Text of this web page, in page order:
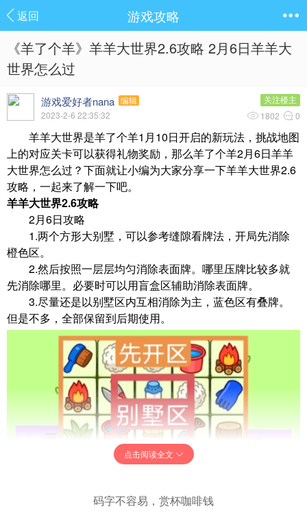
返回 游戏攻略
《羊了个羊》羊羊大世界2.6攻略 2月6日羊羊大
世界怎么过
游戏爱好者nana 编辑
2023-2-6 22:35:32
关注楼主
1802 0
羊羊大世界是羊了个羊1月10日开启的新玩法，挑战地图
上的对应关卡可以获得礼物奖励，那么羊了个羊2月6日羊羊
大世界怎么过？下面就让小编为大家分享一下羊羊大世界2.6
攻略，一起来了解一下吧。
羊羊大世界2.6攻略
2月6日攻略
1.两个方形大别墅，可以参考缝隙看牌法，开局先消除
橙色区。
2.然后按照一层层均匀消除表面牌。哪里压牌比较多就
先消除哪里。必要时可以用盲盒区辅助消除表面牌。
3.尽量还是以别墅区内互相消除为主，蓝色区有叠牌。
但是不多，全部保留到后期使用。
点击阅读全文
码字不容易，赏杯咖啡钱